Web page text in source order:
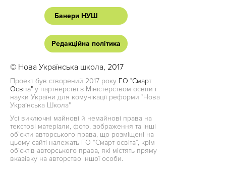
Банери НУШ
Редакційна політика
© Нова Українська школа, 2017
Проект був створений 2017 року ГО "Смарт
Освіта" у партнерстві з Міністерством освіти і
науки України для комунікації реформи "Нова
Українська Школа"
Усі виключні майнові й немайнові права на
текстові матеріали, фото, зображення та інші
об’єкти авторського права, що розміщені на
цьому сайті належать ГО “Смарт освіта”, крім
об’єктів авторського права, які містять пряму
вказівку на авторство іншої особи.